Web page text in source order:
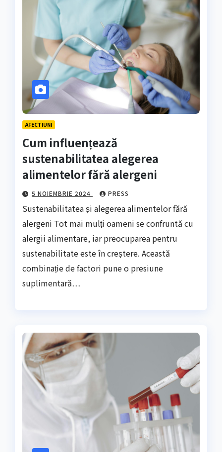
AFECTIUNI
Cum influențează
sustenabilitatea alegerea
alimentelor fără alergeni
5 NOIEMBRIE 2024 PRESS
Sustenabilitatea și alegerea alimentelor fără
alergeni Tot mai mulți oameni se confruntă cu
alergii alimentare, iar preocuparea pentru
sustenabilitate este în creștere. Această
combinație de factori pune o presiune
suplimentară…